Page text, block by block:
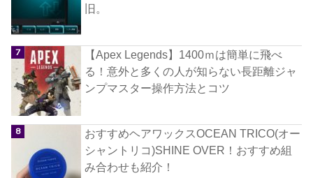
旧。
【Apex Legends】1400ｍは簡単に飛べ
る！意外と多くの人が知らない長距離ジャ
ンプマスター操作方法とコツ
おすすめヘアワックスOCEAN TRICO(オー
シャントリコ)SHINE OVER！おすすめ組
み合わせも紹介！